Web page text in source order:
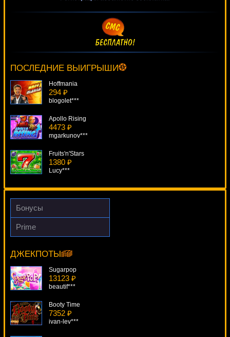
ПОСЛЕДНИЕ ВЫИГРЫШИ
lucky***
Hoffmania
294 ₽
blogolet***
Apollo Rising
4473 ₽
mgarkunov***
Fruits'n'Stars
1380 ₽
Lucy***
Pharaoh's Ring
3758 ₽
Surf Safari
4691 ₽
mgarkunov***
Бонусы
Prime
ДЖЕКПОТЫ
Bubble Craze
number***
Sugarpop
13123 ₽
beautif***
Booty Time
7352 ₽
ivan-lev***